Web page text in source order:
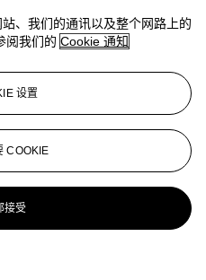
、我们的通讯以及整个网路上的
阅我们的 Cookie 通知
设置
COOKIE
接受